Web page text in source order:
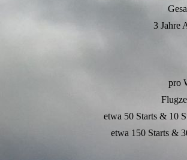
3 Jahre
pro
etwa 50 Starts & 10
etwa 150 Starts &